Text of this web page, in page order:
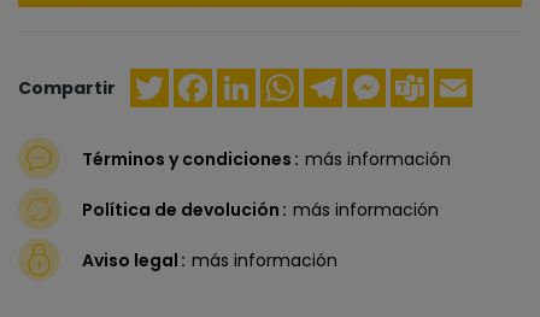
Compartir TwitterFacebook
LinkedInWhatsApp
TelegramMessenger
Teams
Términos y condiciones más información
Política de devolución más información
Aviso legal más información